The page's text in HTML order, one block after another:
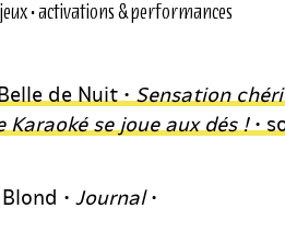
• activations & performances
de Nuit • Sensation
Karaoké se joue aux dés !•
• Journal•